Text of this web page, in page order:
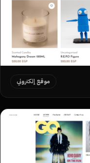
موقع إلكتروني